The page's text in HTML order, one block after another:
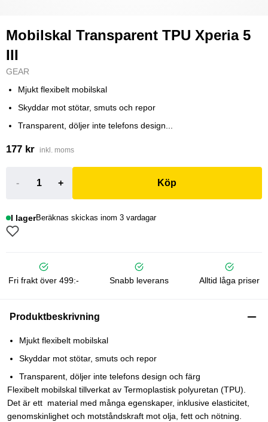
Mobilskal Transparent TPU Xperia 5
III
GEAR
Mjukt flexibelt mobilskal
Skyddar mot stötar, smuts och repor
Transparent, döljer inte telefons design...
177 kr inkl. moms
- + Köp
I lagerBeräknas skickas inom 3 vardagar
Fri frakt över 499:- Snabb leverans Alltid låga priser
Produktbeskrivning
Mjukt flexibelt mobilskal
Skyddar mot stötar, smuts och repor
Transparent, döljer inte telefons design och färg
Flexibelt mobilskal tillverkat av Termoplastisk polyuretan (TPU).
Det är ett material med många egenskaper, inklusive elasticitet,
genomskinlighet och motståndskraft mot olja, fett och nötning.